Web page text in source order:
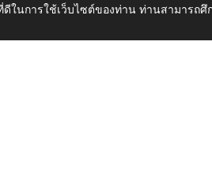
นการใช้เว็บไซต์ของท่าน ท่านสามารถศึ